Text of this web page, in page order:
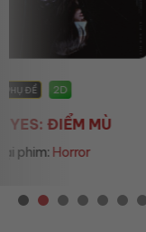
T18 PHỤ ĐỀ
ÁM
Thể loại phim: